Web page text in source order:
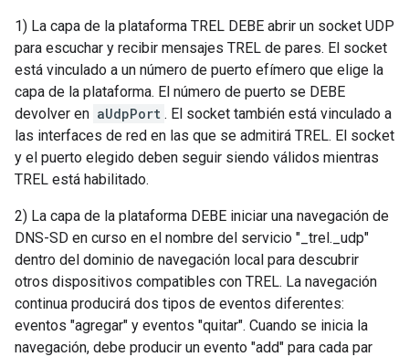
1) La capa de la plataforma TREL DEBE abrir un socket UDP
para escuchar y recibir mensajes TREL de pares. El socket
está vinculado a un número de puerto efímero que elige la
capa de la plataforma. El número de puerto se DEBE
devolver en aUdpPort . El socket también está vinculado a
las interfaces de red en las que se admitirá TREL. El socket
y el puerto elegido deben seguir siendo válidos mientras
TREL está habilitado.
2) La capa de la plataforma DEBE iniciar una navegación de
DNS-SD en curso en el nombre del servicio "_trel._udp"
dentro del dominio de navegación local para descubrir
otros dispositivos compatibles con TREL. La navegación
continua producirá dos tipos de eventos diferentes:
eventos "agregar" y eventos "quitar". Cuando se inicia la
navegación, debe producir un evento "add" para cada par